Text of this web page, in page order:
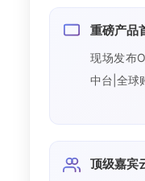
重磅产品
现场发布
中台|全球
顶级嘉宾